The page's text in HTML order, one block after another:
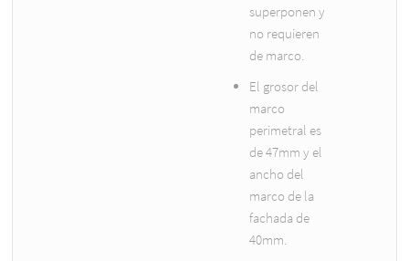
superponen y
no requieren
de marco.
El grosor del
marco
perimetral es
de 47mm y el
ancho del
marco de la
fachada de
40mm.